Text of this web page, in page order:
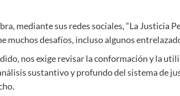
mediante sus redes sociales, “La Justicia
muchos desafíos, incluso algunos
nos exige revisar la conformación y la
sustantivo y profundo del sistema de